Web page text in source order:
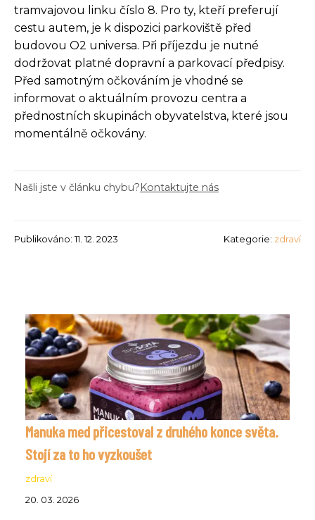
tramvajovou linku číslo 8. Pro ty, kteří preferují
cestu autem, je k dispozici parkoviště před
budovou O2 universa. Při příjezdu je nutné
dodržovat platné dopravní a parkovací předpisy.
Před samotným očkováním je vhodné se
informovat o aktuálním provozu centra a
přednostních skupinách obyvatelstva, které jsou
momentálně očkovány.
Našli jste v článku chybu?Kontaktujte nás
Publikováno: 11. 12. 2023 Kategorie: zdraví
Manuka med přicestoval z druhého konce světa.
Stojí za to ho vyzkoušet
zdraví
20. 03. 2026